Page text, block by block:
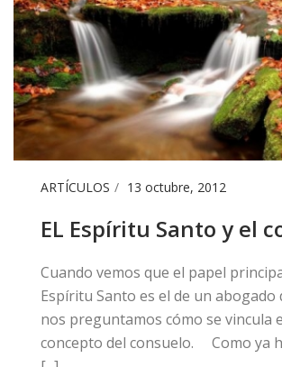
ARTÍCULOS 13 octubre, 2012
EL Espíritu Santo y el
​Cuando vemos que el papel
Espíritu Santo es el de un abogado
nos preguntamos cómo se vincula
concepto del consuelo. Como ya